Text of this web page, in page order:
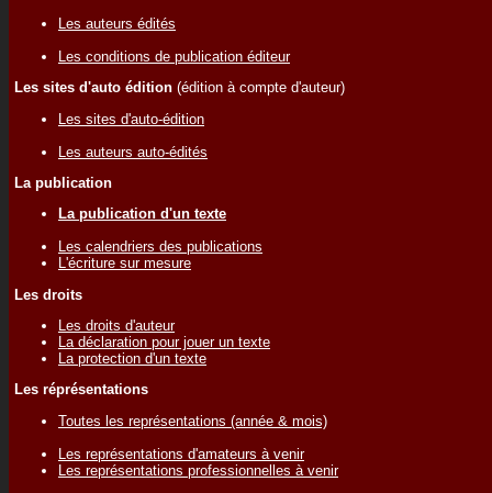
Les auteurs édités
Les conditions de publication éditeur
Les sites d'auto édition (édition à compte d'auteur)
Les sites d'auto-édition
Les auteurs auto-édités
La publication
La publication d'un texte
Les calendriers des publications
L'écriture sur mesure
Les droits
Les droits d'auteur
La déclaration pour jouer un texte
La protection d'un texte
Les réprésentations
Toutes les représentations (année & mois)
Les représentations d'amateurs à venir
Les représentations professionnelles à venir